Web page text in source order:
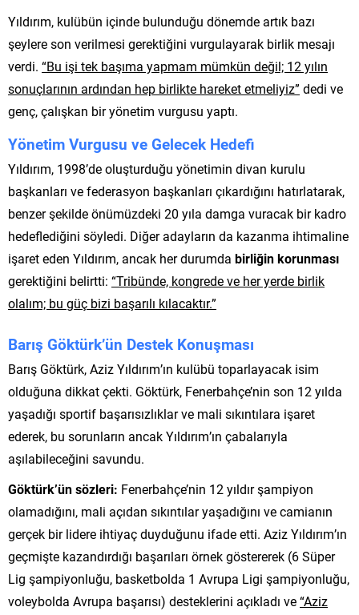
Yıldırım, kulübün içinde bulunduğu dönemde artık bazı
şeylere son verilmesi gerektiğini vurgulayarak birlik mesajı
verdi. “Bu işi tek başıma yapmam mümkün değil; 12 yılın
sonuçlarının ardından hep birlikte hareket etmeliyiz” dedi ve
genç, çalışkan bir yönetim vurgusu yaptı.
Yönetim Vurgusu ve Gelecek Hedefi
Yıldırım, 1998’de oluşturduğu yönetimin divan kurulu
başkanları ve federasyon başkanları çıkardığını hatırlatarak,
benzer şekilde önümüzdeki 20 yıla damga vuracak bir kadro
hedeflediğini söyledi. Diğer adayların da kazanma ihtimaline
işaret eden Yıldırım, ancak her durumda birliğin korunması
gerektiğini belirtti: “Tribünde, kongrede ve her yerde birlik
olalım; bu güç bizi başarılı kılacaktır.”
Barış Göktürk’ün Destek Konuşması
Barış Göktürk, Aziz Yıldırım’ın kulübü toparlayacak isim
olduğuna dikkat çekti. Göktürk, Fenerbahçe’nin son 12 yılda
yaşadığı sportif başarısızlıklar ve mali sıkıntılara işaret
ederek, bu sorunların ancak Yıldırım’ın çabalarıyla
aşılabileceğini savundu.
Göktürk’ün sözleri: Fenerbahçe’nin 12 yıldır şampiyon
olamadığını, mali açıdan sıkıntılar yaşadığını ve camianın
gerçek bir lidere ihtiyaç duyduğunu ifade etti. Aziz Yıldırım’ın
geçmişte kazandırdığı başarıları örnek göstererek (6 Süper
Lig şampiyonluğu, basketbolda 1 Avrupa Ligi şampiyonluğu,
voleybolda Avrupa başarısı) desteklerini açıkladı ve“Aziz